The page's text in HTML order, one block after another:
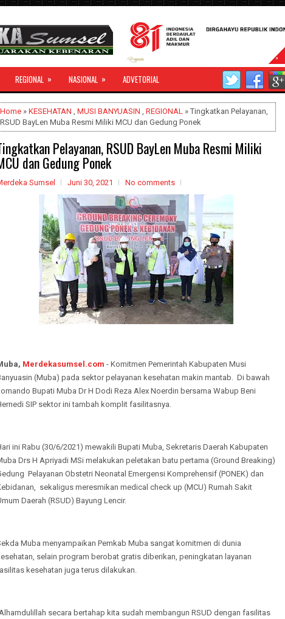
REGIONAL » NASIONAL » ADVETORIAL
Home » KESEHATAN , MUSI BANYUASIN , REGIONAL » Tingkatkan Pelayanan,
RSUD BayLen Muba Resmi Miliki MCU dan Gedung Ponek
Pelayanan, RSUD BayLen Muba Resmi Miliki
dan Gedung Ponek
Sumsel Juni 30, 2021 No comments
Merdekasumsel.com - Komitmen Pemerintah Kabupaten Musi
(Muba) pada sektor pelayanan kesehatan makin mantab. Di bawah
Bupati Muba Dr H Dodi Reza Alex Noerdin bersama Wabup Beni
SIP sektor ini tambah komplit fasilitasnya.
ini Rabu (30/6/2021) mewakili Bupati Muba, Sekretaris Daerah Kabupaten
Drs H Apriyadi MSi melakukan peletakan batu pertama (Ground Breaking)
Pelayanan Obstetri Neonatal Emergensi Komprehensif (PONEK) dan
sekaligus meresmikan medical check up (MCU) Rumah Sakit
Daerah (RSUD) Bayung Lencir.
Muba menyampaikan Pemkab Muba sangat komitmen di dunia
selain program berobat gratis diberikan, peningkatan layanan
kesehatan juga terus dilakukan.
secara bertahap kita sudah membangun RSUD dengan fasilitas